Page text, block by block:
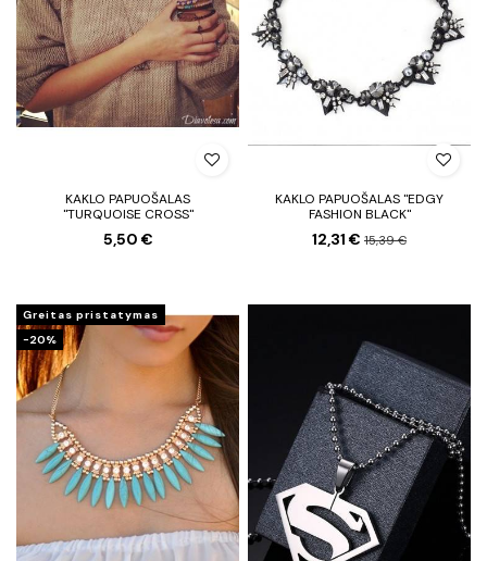
KAKLO PAPUOŠALAS
"TURQUOISE CROSS"
5,50 €
KAKLO PAPUOŠALAS "EDGY
FASHION BLACK"
12,31 € 15,39 €
Greitas pristatymas
−20%